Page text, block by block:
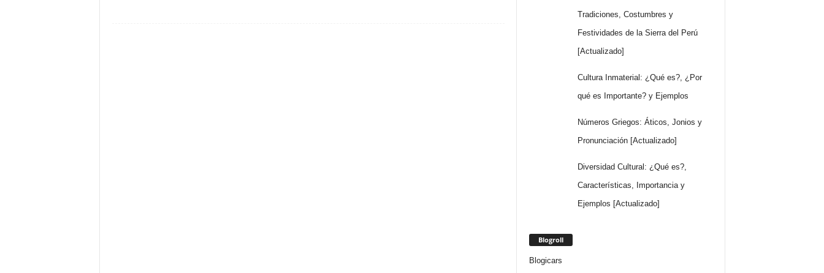
Tradiciones, Costumbres y
Festividades de la Sierra del Perú
[Actualizado]
Cultura Inmaterial: ¿Qué es?, ¿Por
qué es Importante? y Ejemplos
Números Griegos: Áticos, Jonios y
Pronunciación [Actualizado]
Diversidad Cultural: ¿Qué es?,
Características, Importancia y
Ejemplos [Actualizado]
Blogroll
Blogicars